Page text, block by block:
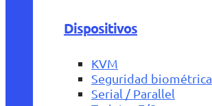
Dispositivos
KVM
Seguridad biométrica
Serial / Parallel